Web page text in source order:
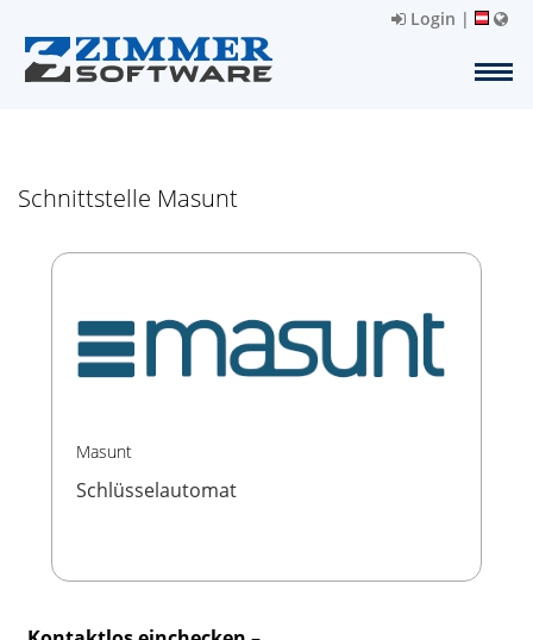
Login |
Schnittstelle Masunt
Masunt
Schlüsselautomat